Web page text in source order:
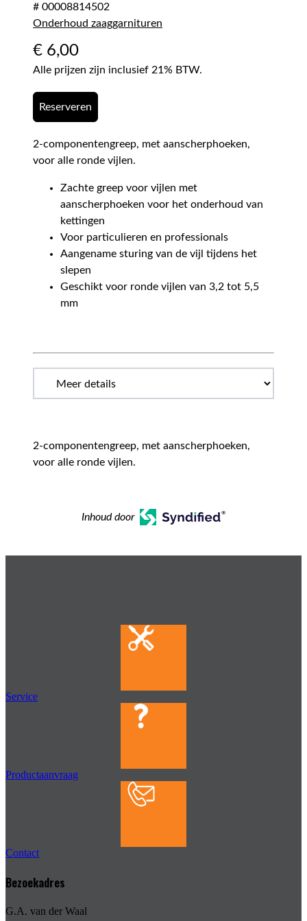
# 00008814502
Onderhoud zaaggarnituren
€ 6,00
Alle prijzen zijn inclusief 21% BTW.
Reserveren
2-componentengreep, met aanscherphoeken,
voor alle ronde vijlen.
Zachte greep voor vijlen met
aanscherphoeken voor het onderhoud van
kettingen
Voor particulieren en professionals
Aangename sturing van de vijl tijdens het
slepen
Geschikt voor ronde vijlen van 3,2 tot 5,5
mm
2-componentengreep, met aanscherphoeken,
voor alle ronde vijlen.
Inhoud door
Service
Productaanvraag
Contact
Bezoekadres
G.A. van der Waal